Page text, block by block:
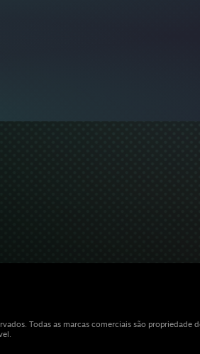
Todas as marcas comerciais são propriedade